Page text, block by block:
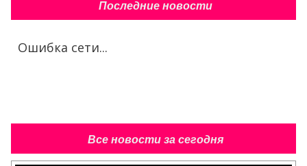
Последние новости
Ошибка сети...
Все новости за сегодня